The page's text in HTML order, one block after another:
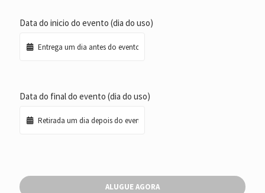
Data do inicio do evento (dia do uso)
Data do final do evento (dia do uso)
ALUGUE AGORA